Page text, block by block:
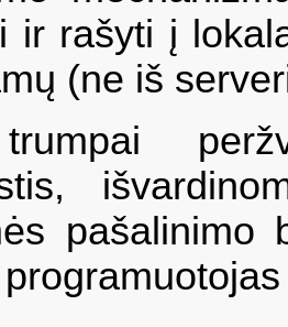
ir rašyti į
(ne iš
pašalinimo